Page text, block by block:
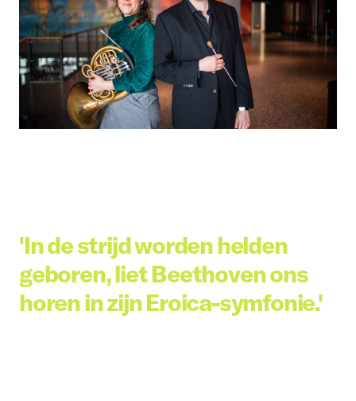
'In de strijd worden helden
geboren, liet Beethoven ons
horen in zijn Eroica-symfonie.'